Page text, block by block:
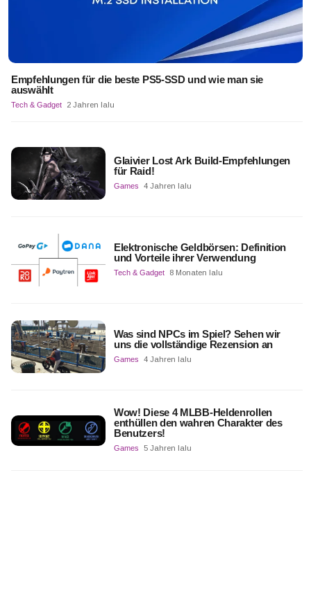
Empfehlungen für die beste PS5-SSD und wie man sie
auswählt
Tech & Gadget 2 Jahren lalu
Glaivier Lost Ark Build-Empfehlungen
für Raid!
Games 4 Jahren lalu
Elektronische Geldbörsen: Definition
und Vorteile ihrer Verwendung
Tech & Gadget 8 Monaten lalu
Was sind NPCs im Spiel? Sehen wir
uns die vollständige Rezension an
Games 4 Jahren lalu
Wow! Diese 4 MLBB-Heldenrollen
enthüllen den wahren Charakter des
Benutzers!
Games 5 Jahren lalu